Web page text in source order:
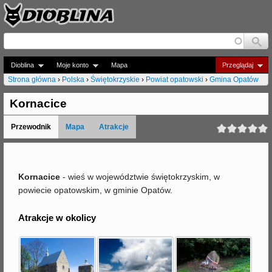
Jump to navigation
Dioblina Moje konto Przeglądaj
Mapa
J
e
s
Strona główna › Polska › Świętokrzyskie › Powiat opatowski › Gmina Opatów
Kornacice
Przewodnik Mapa Atrakcje
Kornacice - wieś w województwie świętokrzyskim, w
powiecie opatowskim, w gminie Opatów.
Atrakcje w okolicy